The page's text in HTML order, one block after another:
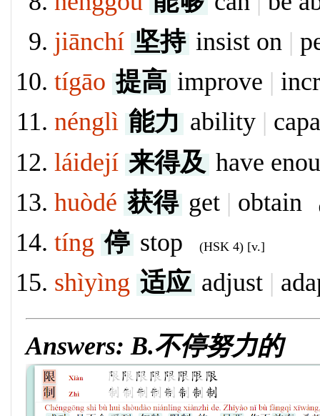
jiānchí 坚持 insist on |
tígāo 提高 improve |
nénglì 能力 ability |
láidejí 来得及 have
huòdé 获得 get | obtain
tíng 停 stop (HSK 4) [v.]
shìyìng 适应 adjust |
Answers: B.不停努力的